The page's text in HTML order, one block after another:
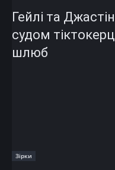
Гейлі та
судом
шлюб
Зірки